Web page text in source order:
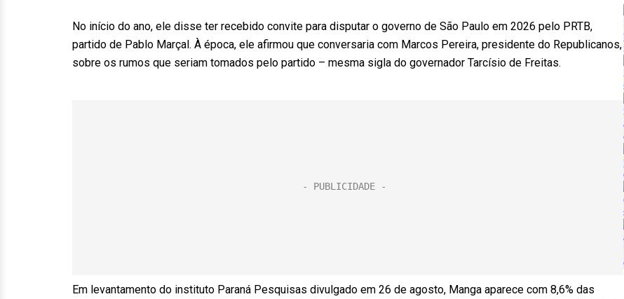
No início do ano, ele disse ter recebido convite para disputar o governo de São Paulo em 2026 pelo PRTB,
partido de Pablo Marçal. À época, ele afirmou que conversaria com Marcos Pereira, presidente do Republicanos,
sobre os rumos que seriam tomados pelo partido – mesma sigla do governador Tarcísio de Freitas.
Em levantamento do instituto Paraná Pesquisas divulgado em 26 de agosto, Manga aparece com 8,6% das